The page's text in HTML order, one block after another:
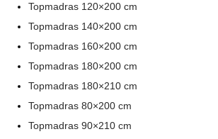
Topmadras 120×200 cm
Topmadras 140×200 cm
Topmadras 160×200 cm
Topmadras 180×200 cm
Topmadras 180×210 cm
Topmadras 80×200 cm
Topmadras 90×210 cm